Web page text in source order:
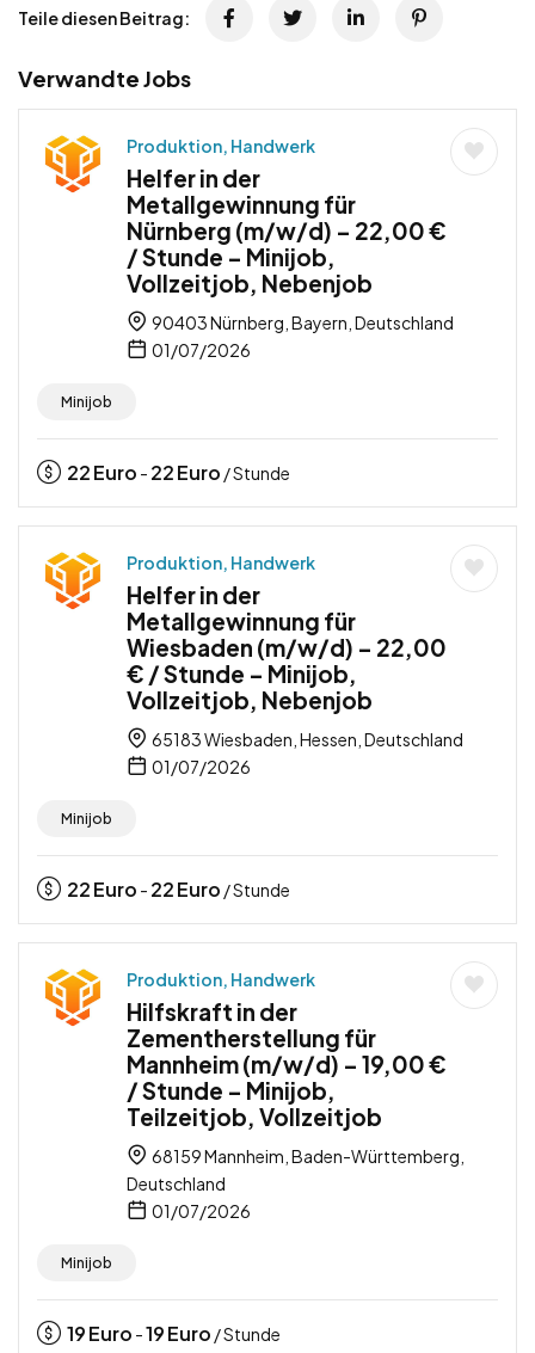
Teile diesen Beitrag:
Verwandte Jobs
Produktion, Handwerk
Helfer in der
Metallgewinnung für
Nürnberg (m/w/d) – 22,00 €
/ Stunde – Minijob,
Vollzeitjob, Nebenjob
90403 Nürnberg, Bayern, Deutschland
01/07/2026
Minijob
22Euro - 22Euro / Stunde
Produktion, Handwerk
Helfer in der
Metallgewinnung für
Wiesbaden (m/w/d) – 22,00
€ / Stunde – Minijob,
Vollzeitjob, Nebenjob
65183 Wiesbaden, Hessen, Deutschland
01/07/2026
Minijob
22Euro - 22Euro / Stunde
Produktion, Handwerk
Hilfskraft in der
Zementherstellung für
Mannheim (m/w/d) – 19,00 €
/ Stunde – Minijob,
Teilzeitjob, Vollzeitjob
68159 Mannheim, Baden-Württemberg,
Deutschland
01/07/2026
Minijob
19Euro -19Euro / Stunde